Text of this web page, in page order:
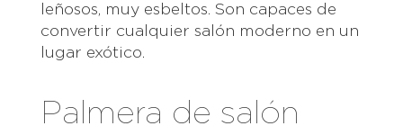
leñosos, muy esbeltos. Son capaces de
convertir cualquier salón moderno en un
lugar exótico.
Palmera de salón